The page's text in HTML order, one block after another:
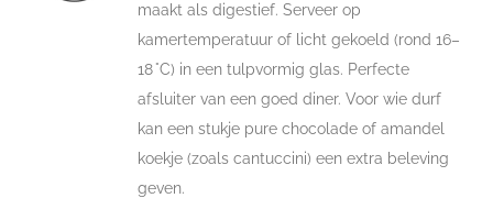
maakt als digestief. Serveer op
kamertemperatuur of licht gekoeld (rond 16–
18 °C) in een tulpvormig glas. Perfecte
afsluiter van een goed diner. Voor wie durf
kan een stukje pure chocolade of amandel
koekje (zoals cantuccini) een extra beleving
geven.